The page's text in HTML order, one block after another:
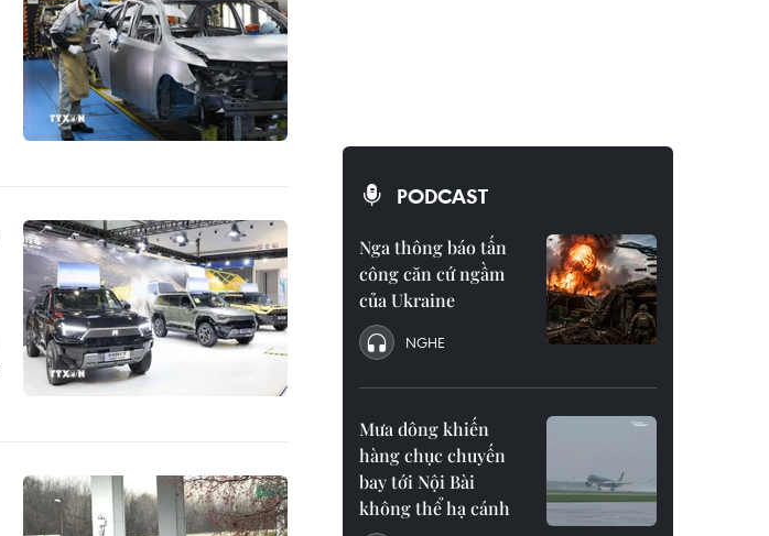
PODCAST
Nga thông báo tấn
công căn cứ ngầm
của Ukraine
NGHE
Mưa dông khiến
hàng chục chuyến
bay tới Nội Bài
không thể hạ cánh